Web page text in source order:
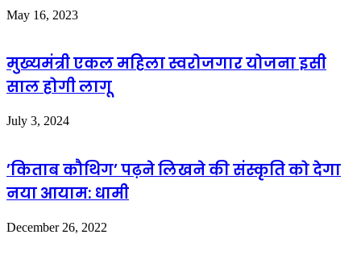
May 16, 2023
मुख्यमंत्री एकल महिला स्वरोजगार योजना इसी
साल होगी लागू
July 3, 2024
’किताब कौथिग’ पढ़ने लिखने की संस्कृति को देगा
नया आयाम: धामी
December 26, 2022